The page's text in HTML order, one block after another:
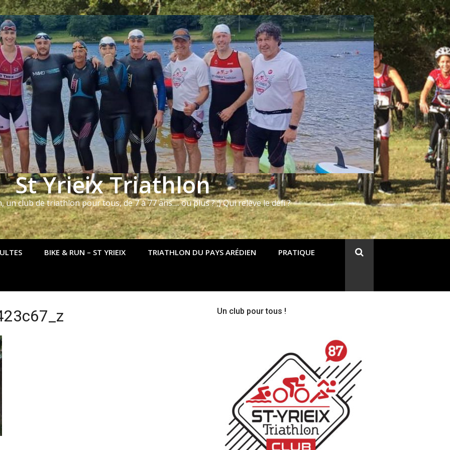
St Yrieix Triathlon
un club de triathlon pour tous, de 7 à 77 ans…. ou plus ? ;) Qui relève le défi ?
BIKE & RUN – ST YRIEIX TRIATHLON DU PAYS ARÉDIEN PRATIQUE
Un club pour tous !